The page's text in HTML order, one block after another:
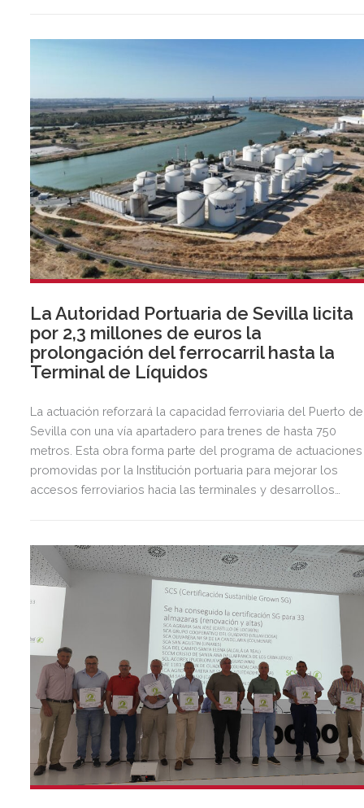
Unicaja a empresas, pymes y autónomos, uno de los
La Autoridad Portuaria de Sevilla licita
por 2,3 millones de euros la
prolongación del ferrocarril hasta la
Terminal de Líquidos
La actuación reforzará la capacidad ferroviaria del Puerto de
Sevilla con una vía apartadero para trenes de hasta 750
metros. Esta obra forma parte del programa de actuaciones
promovidas por la Institución portuaria para mejorar los
accesos ferroviarios hacia las terminales y desarrollos